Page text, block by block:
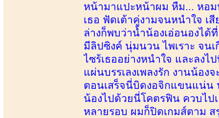
หน้ามาแปะหน้าผม หืม... หอ
เธอ ฟัดเต้าคู่งามจนหนำใจ เ
ล่างก็พบว่าน้ำน้องเอ่อนองได้
มีลิปซิงค์ นุ่มนวน ไพเราะ จน
ไซร้เธออย่างหนำใจ และลง
แผ่นบรรเลงเพลงรัก งานน้อง
ตอนเสร็จนี่บิดงอจิกแขนแน่น
น้องไปด้วยนี่โคตรฟิน ควบไป
หลายรอบ ผมก็ปิดเกมส์ตาม ส